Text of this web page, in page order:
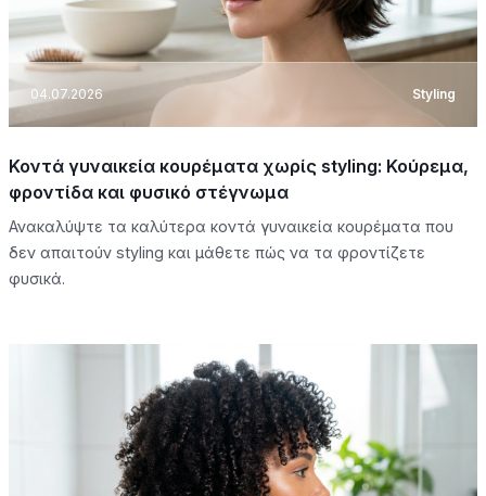
04.07.2026 Styling
Κοντά γυναικεία κουρέματα χωρίς styling: Κούρεμα,
φροντίδα και φυσικό στέγνωμα
Ανακαλύψτε τα καλύτερα κοντά γυναικεία κουρέματα που
δεν απαιτούν styling και μάθετε πώς να τα φροντίζετε
φυσικά.